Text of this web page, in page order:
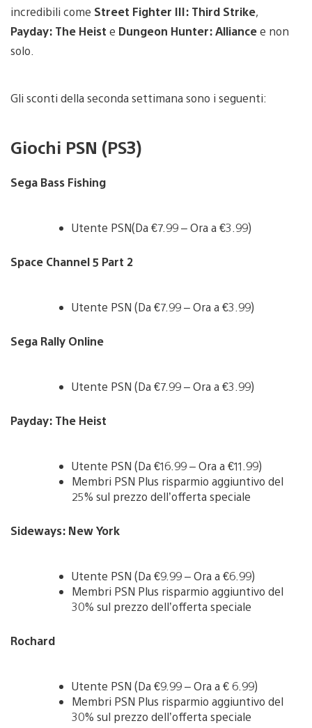
incredibili come Street Fighter III: Third Strike,
Payday: The Heist e Dungeon Hunter: Alliancee non
solo.
Gli sconti della seconda settimana sono i seguenti:
Giochi PSN (PS3)
Sega Bass Fishing
Utente PSN(Da €7.99 – Ora a €3.99)
Space Channel 5 Part 2
Utente PSN (Da €7.99 – Ora a €3.99)
Sega Rally Online
Utente PSN (Da €7.99 – Ora a €3.99)
Payday: The Heist
Utente PSN (Da €16.99 – Ora a €11.99)
Membri PSN Plus risparmio aggiuntivo del
25% sul prezzo dell’offerta speciale
Sideways: New York
Utente PSN (Da €9.99 – Ora a €6.99)
Membri PSN Plus risparmio aggiuntivo del
30% sul prezzo dell’offerta speciale
Rochard
Utente PSN (Da €9.99 – Ora a € 6.99)
Membri PSN Plus risparmio aggiuntivo del
30% sul prezzo dell’offerta speciale